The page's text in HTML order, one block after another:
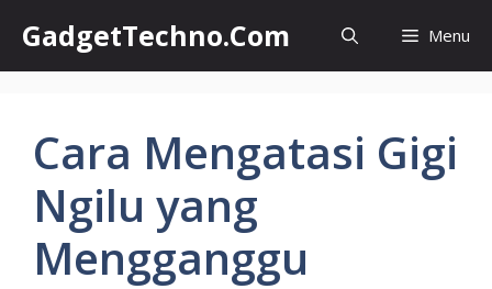
content
GadgetTechno.Com Menu
Cara Mengatasi Gigi
Ngilu yang
Mengganggu